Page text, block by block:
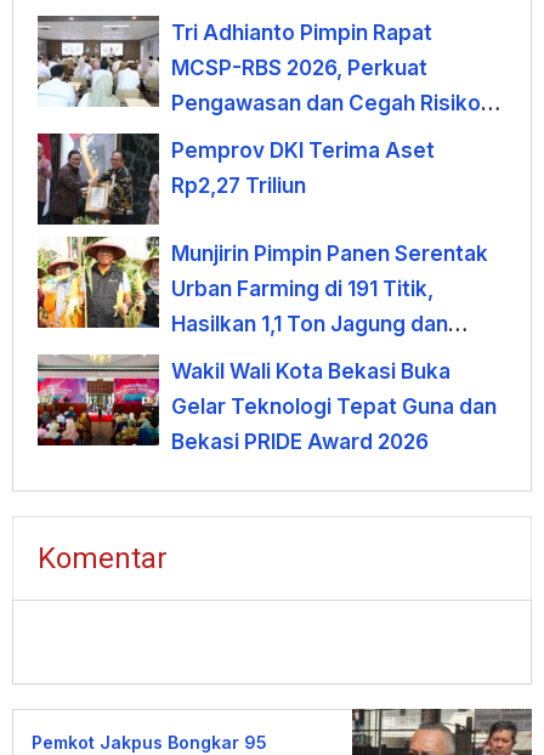
Dimulai
Tri Adhianto Pimpin Rapat
MCSP-RBS 2026, Perkuat
Pengawasan dan Cegah Risiko
Korupsi
Pemprov DKI Terima Aset
Rp2,27 Triliun
Munjirin Pimpin Panen Serentak
Urban Farming di 191 Titik,
Hasilkan 1,1 Ton Jagung dan
Sayuran
Wakil Wali Kota Bekasi Buka
Gelar Teknologi Tepat Guna dan
Bekasi PRIDE Award 2026
Komentar
Pemkot Jakpus Bongkar 95